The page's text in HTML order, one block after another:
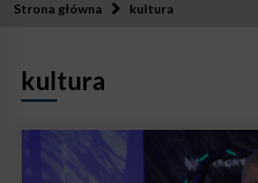
Strona główna kultura
kultura